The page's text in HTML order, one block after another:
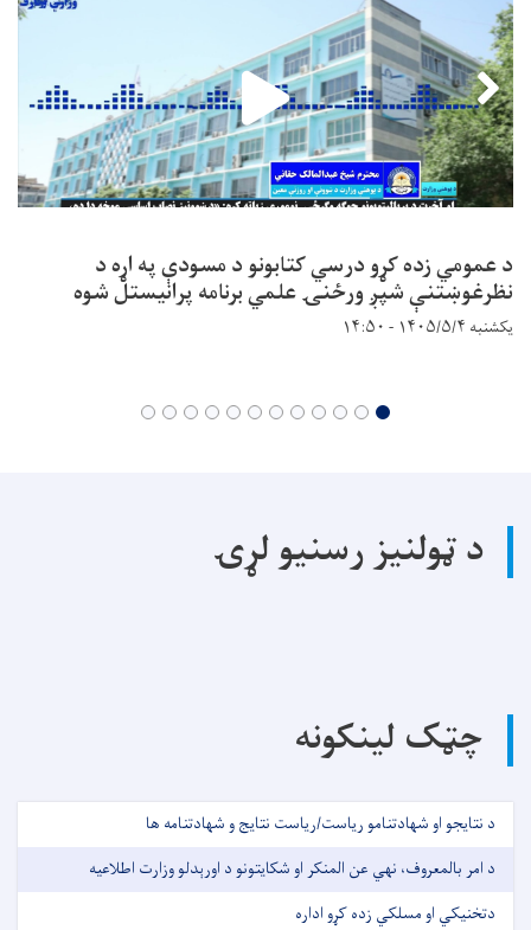
د عمومي زده کړو درسي کتابونو د مسودې په اړه د
نظرغوښتنې شپږ ورځنۍ علمي برنامه پرانیستل شوه
یکشنبه ۱۴۰۵/۵/۴ - ۱۴:۵۰
د ټولنیز رسنیو لړۍ
چټک لینکونه
د نتایجو او شهادتنامو ریاست/ریاست نتایج و شهادتنامه ها
د امر بالمعروف، نهي عن المنکر او شکایتونو د اورېدلو وزارت اطلاعیه
دتخنیکي او مسلکي زده کړو اداره